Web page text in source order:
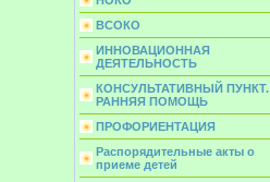
ВСОКО
ИННОВАЦИОННАЯ
ДЕЯТЕЛЬНОСТЬ
КОНСУЛЬТАТИВНЫЙ ПУНКТ.
РАННЯЯ ПОМОЩЬ
ПРОФОРИЕНТАЦИЯ
Распорядительные акты о
приеме детей